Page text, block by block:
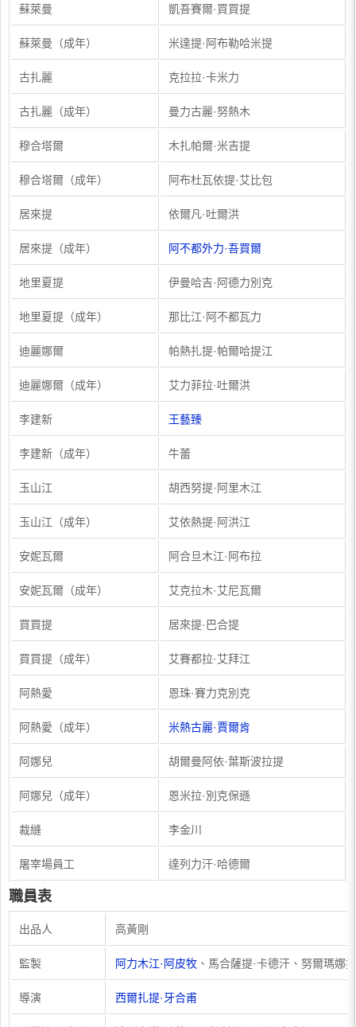
蘇萊曼 凱吾賽爾·買買提
蘇萊曼（成年） 米達提·阿布勒哈米提
古扎麗 克拉拉·卡米力
古扎麗（成年） 曼力古麗·努熱木
穆合塔爾 木扎帕爾·米吉提
穆合塔爾（成年） 阿布杜瓦依提·艾比包
居來提 依爾凡·吐爾洪
居來提（成年） 阿不都外力·吾買爾
地里夏提 伊曼哈吉·阿德力別克
地里夏提（成年） 那比江·阿不都瓦力
迪麗娜爾 帕熱扎提·帕爾哈提江
迪麗娜爾（成年） 艾力菲拉·吐爾洪
李建新 王藝臻
李建新（成年） 牛蕾
玉山江 胡西努提·阿里木江
玉山江（成年） 艾依熱提·阿洪江
安妮瓦爾 阿合旦木江·阿布拉
安妮瓦爾（成年） 艾克拉木·艾尼瓦爾
買買提 居來提·巴合提
買買提（成年） 艾賽都拉·艾拜江
阿熱愛 恩珠·賽力克別克
阿熱愛（成年） 米熱古麗·賈爾肯
阿娜兒 胡爾曼阿依·葉斯波拉提
阿娜兒（成年） 恩米拉·別克保遜
裁縫 李金川
屠宰場員工 達列力汗·哈德爾
職員表
出品人 高黃剛
監製 阿力木江·阿皮牧 、馬合薩提·卡德汗、努爾瑪娜
導演 西爾扎提·牙合甫